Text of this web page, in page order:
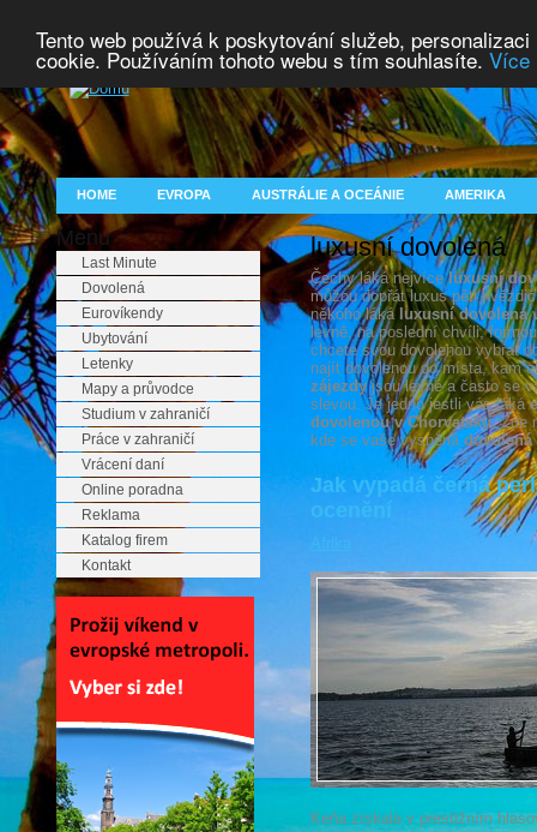
Tento web používá k poskytování služeb,
cookie. Používáním tohoto webu s tím souhlasíte. Více
HOME EVROPA AUSTRÁLIE A OCEÁNIE AMERIKA
Menu
Last Minute
Dovolená
Eurovíkendy
Ubytování
Letenky
Mapy a průvodce
Studium v zahraničí
Práce v zahraničí
Vrácení daní
Online poradna
Reklama
Katalog firem
Kontakt
luxusní dovolená
Čechy láká nejvíceluxusní
můžou dopřát luxus pěti
někoho láká luxusní dovolená
levně, na poslední chvíli,
chcete svou dovolenou vybrat
najít dovolenou do místa, kam
zájezdyjsou levné a často se
slevou. Je jedno jestli vás láká
dovolenou v Chorvatsku. Zde
kde se vaše vysněná dovolená
Jak vypadá černá
ocenění
Keňa získala v prestižním